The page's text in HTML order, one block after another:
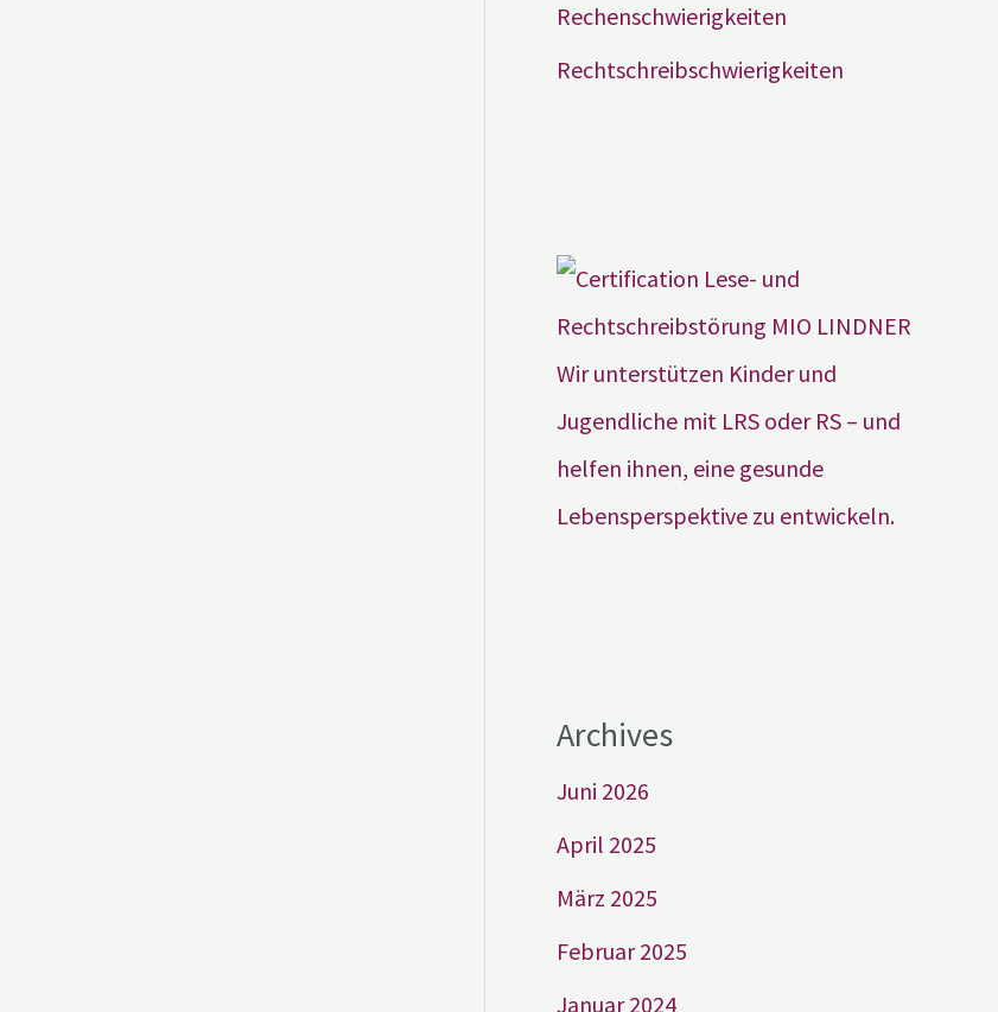
Rechenschwierigkeiten
Rechtschreibschwierigkeiten
Wir unterstützen Kinder und
Jugendliche mit LRS oder RS – und
helfen ihnen, eine gesunde
Lebensperspektive zu entwickeln.
Archives
Juni 2026
April 2025
März 2025
Februar 2025
Januar 2024